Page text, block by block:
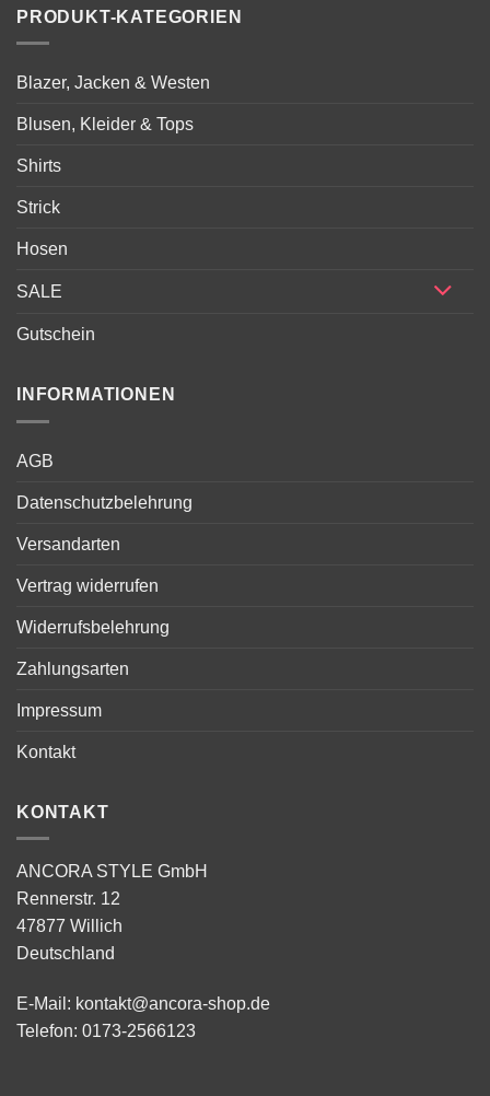
PRODUKT-KATEGORIEN
Blazer, Jacken & Westen
Blusen, Kleider & Tops
Shirts
Strick
Hosen
SALE
Gutschein
INFORMATIONEN
AGB
Datenschutzbelehrung
Versandarten
Vertrag widerrufen
Widerrufsbelehrung
Zahlungsarten
Impressum
Kontakt
KONTAKT
ANCORA STYLE GmbH
Rennerstr. 12
47877 Willich
Deutschland
E-Mail: kontakt@ancora-shop.de
Telefon: 0173-2566123